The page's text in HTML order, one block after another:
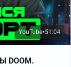
YouTube● 51:04
DOOM.